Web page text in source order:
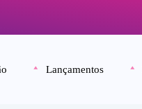
Lançamentos